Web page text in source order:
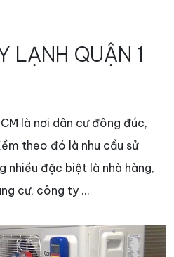
LẠNH QUẬN 1
là nơi dân cư đông đúc,
theo đó là nhu cầu sử
nhiều đặc biệt là nhà hàng,
cư, công ty …